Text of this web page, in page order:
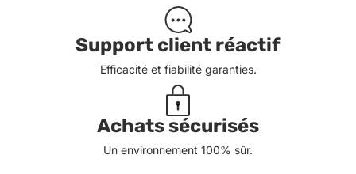
Support client réactif
Efficacité et fiabilité garanties.
Achats sécurisés
Un environnement 100% sûr.